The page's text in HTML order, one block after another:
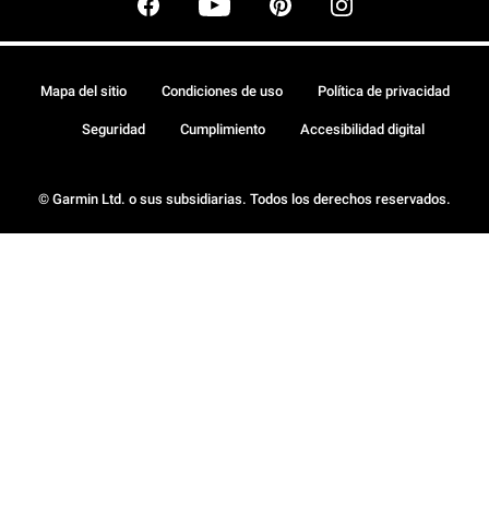
© Garmin Ltd. o sus subsidiarias. Todos los derechos reservados.
Mapa del sitio Condiciones de uso Política de privacidad
Seguridad Cumplimiento Accesibilidad digital